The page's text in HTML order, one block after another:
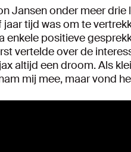
Jansen onder meer
tijd was om te
enkele positieve
vertelde over de
altijd een droom. Als
mij mee, maar vond